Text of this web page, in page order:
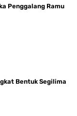
Penggalang Ramu
Bentuk Segilima